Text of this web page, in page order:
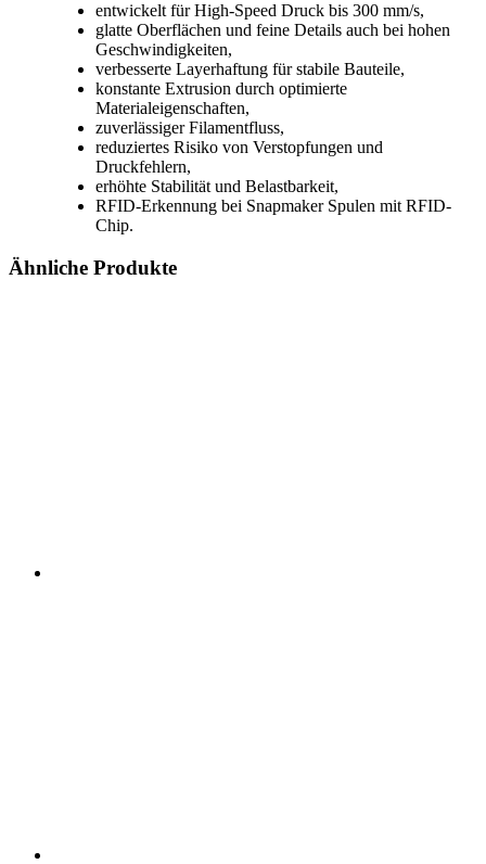
entwickelt für High-Speed Druck bis 300 mm/s,
glatte Oberflächen und feine Details auch bei hohen
Geschwindigkeiten,
verbesserte Layerhaftung für stabile Bauteile,
konstante Extrusion durch optimierte
Materialeigenschaften,
zuverlässiger Filamentfluss,
reduziertes Risiko von Verstopfungen und
Druckfehlern,
erhöhte Stabilität und Belastbarkeit,
RFID-Erkennung bei Snapmaker Spulen mit RFID-
Chip.
Ähnliche Produkte